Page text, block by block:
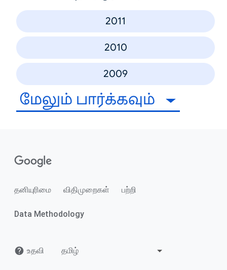
2011
2010
2009
மேலும் பார்க்கவும்
தனியுரிமை விதிமுறைகள் பற்றி
Data Methodology
உதவி